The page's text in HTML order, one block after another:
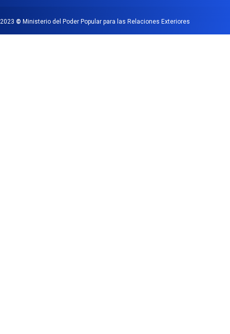
2023 © Ministerio del Poder Popular para las Relaciones Exteriores